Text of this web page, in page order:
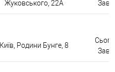
Жуковського, 22А
Київ, Родини Бунге, 8